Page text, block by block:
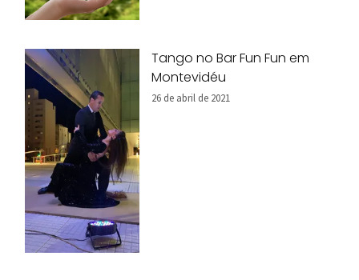
Tango no Bar Fun Fun em
Montevidéu
26 de abril de 2021